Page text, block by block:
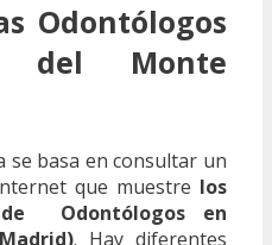
Odontólogos
del Monte
se basa en consultar un
que muestre los
Odontólogos en
. Hay diferentes